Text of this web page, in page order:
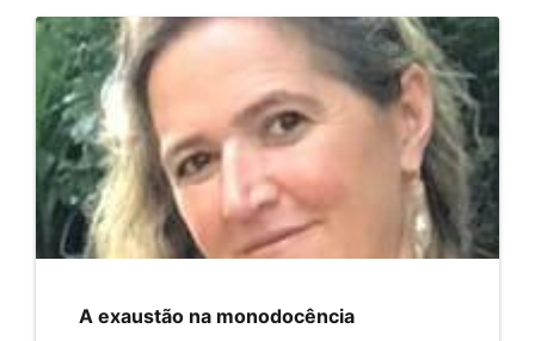
A exaustão na monodocência